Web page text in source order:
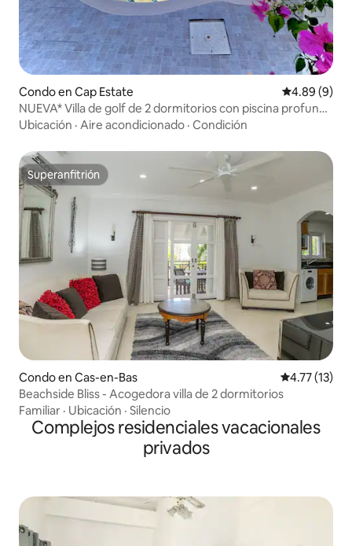
Condo en Cap Estate Calificación
4.89 (9)
NUEVA* Villa de golf de 2 dormitorios con piscina profunda
privada y piscina comunitaria
Ubicación · Aire acondicionado · Condición
Superanfitrión
Superanfitrión
Condo en Cas-en-Bas Calificación
4.77 (13)
Beachside Bliss - Acogedora villa de 2 dormitorios
Familiar · Ubicación · Silencio
Complejos residenciales vacacionales
privados